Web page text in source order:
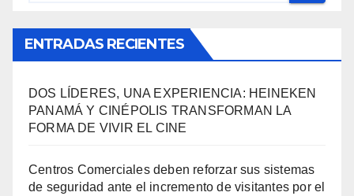
ENTRADAS RECIENTES
DOS LÍDERES, UNA EXPERIENCIA: HEINEKEN
PANAMÁ Y CINÉPOLIS TRANSFORMAN LA
FORMA DE VIVIR EL CINE
Centros Comerciales deben reforzar sus sistemas
de seguridad ante el incremento de visitantes por el